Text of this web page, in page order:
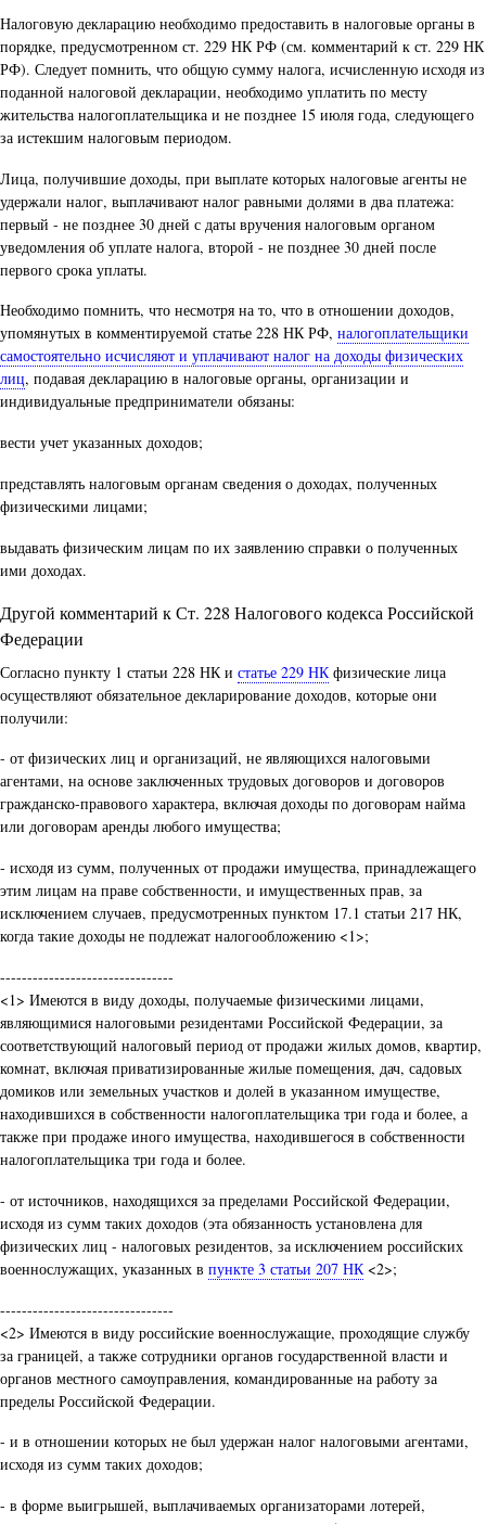
Налоговую декларацию необходимо предоставить в налоговые органы в
порядке, предусмотренном ст. 229 НК РФ (см. комментарий к ст. 229 НК
РФ). Следует помнить, что общую сумму налога, исчисленную исходя из
поданной налоговой декларации, необходимо уплатить по месту
жительства налогоплательщика и не позднее 15 июля года, следующего
за истекшим налоговым периодом.
Лица, получившие доходы, при выплате которых налоговые агенты не
удержали налог, выплачивают налог равными долями в два платежа:
первый - не позднее 30 дней с даты вручения налоговым органом
уведомления об уплате налога, второй - не позднее 30 дней после
первого срока уплаты.
Необходимо помнить, что несмотря на то, что в отношении доходов,
упомянутых в комментируемой статье 228 НК РФ, налогоплательщики
самостоятельно исчисляют и уплачивают налог на доходы физических
лиц, подавая декларацию в налоговые органы, организации и
индивидуальные предприниматели обязаны:
вести учет указанных доходов;
представлять налоговым органам сведения о доходах, полученных
физическими лицами;
выдавать физическим лицам по их заявлению справки о полученных
ими доходах.
Другой комментарий к Ст. 228 Налогового кодекса Российской
Федерации
Согласно пункту 1 статьи 228 НК и статье 229 НК физические лица
осуществляют обязательное декларирование доходов, которые они
получили:
- от физических лиц и организаций, не являющихся налоговыми
агентами, на основе заключенных трудовых договоров и договоров
гражданско-правового характера, включая доходы по договорам найма
или договорам аренды любого имущества;
- исходя из сумм, полученных от продажи имущества, принадлежащего
этим лицам на праве собственности, и имущественных прав, за
исключением случаев, предусмотренных пунктом 17.1 статьи 217 НК,
когда такие доходы не подлежат налогообложению <1>;
--------------------------------
<1> Имеются в виду доходы, получаемые физическими лицами,
являющимися налоговыми резидентами Российской Федерации, за
соответствующий налоговый период от продажи жилых домов, квартир,
комнат, включая приватизированные жилые помещения, дач, садовых
домиков или земельных участков и долей в указанном имуществе,
находившихся в собственности налогоплательщика три года и более, а
также при продаже иного имущества, находившегося в собственности
налогоплательщика три года и более.
- от источников, находящихся за пределами Российской Федерации,
исходя из сумм таких доходов (эта обязанность установлена для
физических лиц - налоговых резидентов, за исключением российских
военнослужащих, указанных в пункте 3 статьи 207 НК <2>;
--------------------------------
<2> Имеются в виду российские военнослужащие, проходящие службу
за границей, а также сотрудники органов государственной власти и
органов местного самоуправления, командированные на работу за
пределы Российской Федерации.
- и в отношении которых не был удержан налог налоговыми агентами,
исходя из сумм таких доходов;
- в форме выигрышей, выплачиваемых организаторами лотерей,